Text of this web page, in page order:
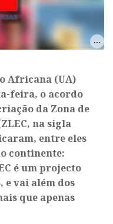
Africana (UA)
feira, o acordo
da Zona de
na sigla
entre eles
continente:
é um projecto
e vai além dos
que apenas